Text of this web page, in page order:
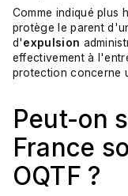
Comme indiqué plus
protège le parent
d'expulsion
effectivement à
protection concerne
Peut-on
France
OQTF ?